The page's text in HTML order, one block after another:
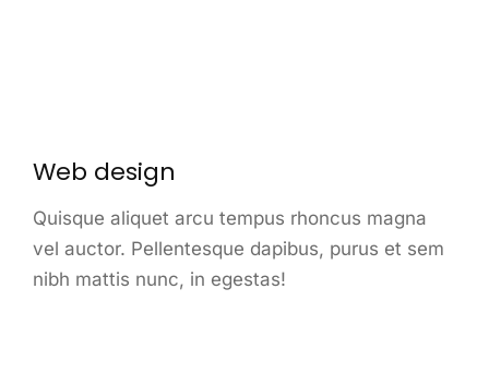
Web design
Quisque aliquet arcu tempus rhoncus magna
vel auctor. Pellentesque dapibus, purus et sem
nibh mattis nunc, in egestas!